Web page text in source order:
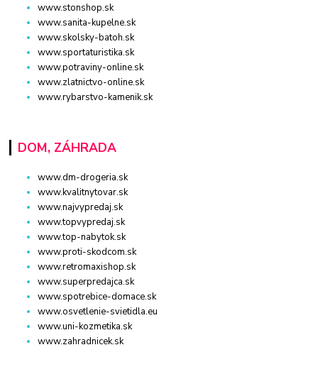
www.stonshop.sk
www.sanita-kupelne.sk
www.skolsky-batoh.sk
www.sportaturistika.sk
www.potraviny-online.sk
www.zlatnictvo-online.sk
www.rybarstvo-kamenik.sk
DOM, ZÁHRADA
www.dm-drogeria.sk
www.kvalitnytovar.sk
www.najvypredaj.sk
www.topvypredaj.sk
www.top-nabytok.sk
www.proti-skodcom.sk
www.retromaxishop.sk
www.superpredajca.sk
www.spotrebice-domace.sk
www.osvetlenie-svietidla.eu
www.uni-kozmetika.sk
www.zahradnicek.sk